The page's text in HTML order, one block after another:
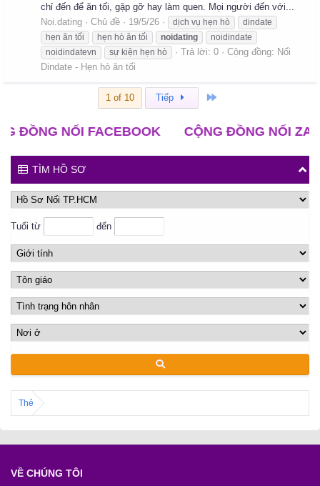
chỉ đến để ăn tối, gặp gỡ hay làm quen. Mọi người đến với...
Noi.dating
Chủ đề 19/5/26 dịch vụ hẹn hò
dindate
hẹn ăn tối
hẹn hò ăn tối noidating
noidindate
noidindatevn
sự kiện hẹn hò Trả lời: 0 Cộng đồng: Nối
Dindate - Hẹn hò ăn tối
1 of 10 Tiếp
NỐI FACEBOOK CỘNG ĐỒNG NỐI ZALO
TÌM HỒ SƠ
Tuổi từ đến
Thẻ
VỀ CHÚNG TÔI